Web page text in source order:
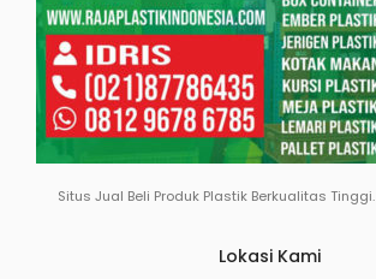
Situs Jual Beli Produk Plastik Berkualitas Tinggi.
Lokasi Kami